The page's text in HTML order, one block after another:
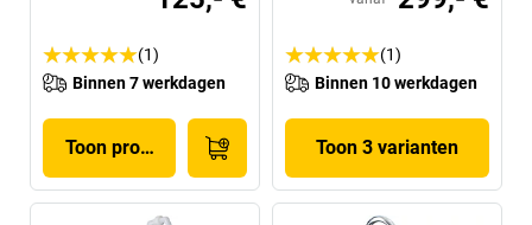
(1)
Binnen 7 werkdagen
Toon product
(1)
Binnen 10 werkdagen
Toon 3 varianten